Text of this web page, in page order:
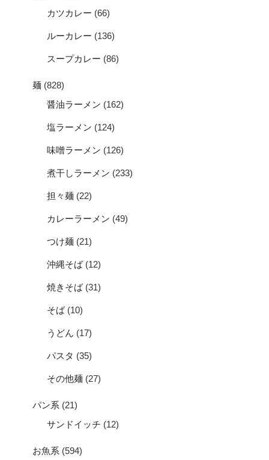
カツカレー (66)
ルーカレー (136)
スープカレー (86)
麺 (828)
醤油ラーメン (162)
塩ラーメン (124)
味噌ラーメン (126)
煮干しラーメン (233)
担々麺 (22)
カレーラーメン (49)
つけ麺 (21)
沖縄そば(12)
焼きそば(31)
そば(10)
うどん (17)
パスタ (35)
その他麺 (27)
パン系 (21)
サンドイッチ (12)
お魚系 (594)